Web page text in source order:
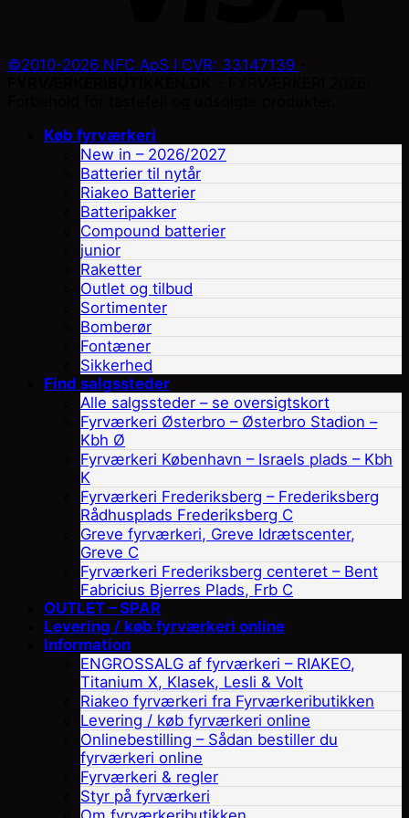
©2010-2026 NFC ApS I CVR: 33147139
Køb fyrværkeri
New in – 2026/2027
Batterier til nytår
Riakeo Batterier
Batteripakker
Compound batterier
junior
Raketter
Outlet og tilbud
Sortimenter
Bomberør
Fontæner
Sikkerhed
Find salgssteder
Alle salgssteder – se oversigtskort
Fyrværkeri Østerbro – Østerbro Stadion –
Kbh Ø
Fyrværkeri København – Israels plads – Kbh
K
Fyrværkeri Frederiksberg – Frederiksberg
Rådhusplads Frederiksberg C
Greve fyrværkeri, Greve Idrætscenter,
Greve C
Fyrværkeri Frederiksberg centeret – Bent
Fabricius Bjerres Plads, Frb C
OUTLET – SPAR
Levering / køb fyrværkeri online
Information
ENGROSSALG af fyrværkeri – RIAKEO,
Titanium X, Klasek, Lesli & Volt
Riakeo fyrværkeri fra Fyrværkeributikken
Levering / køb fyrværkeri online
Onlinebestilling – Sådan bestiller du
fyrværkeri online
Fyrværkeri & regler
Styr på fyrværkeri